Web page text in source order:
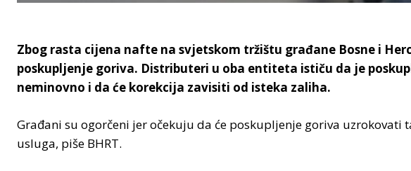
Zbog rasta cijena nafte na svjetskom tržištu građane Bosne i
poskupljenje goriva. Distributeri u oba entiteta ističu da je
neminovno i da će korekcija zavisiti od isteka zaliha.
Građani su ogorčeni jer očekuju da će poskupljenje goriva
usluga, piše BHRT.